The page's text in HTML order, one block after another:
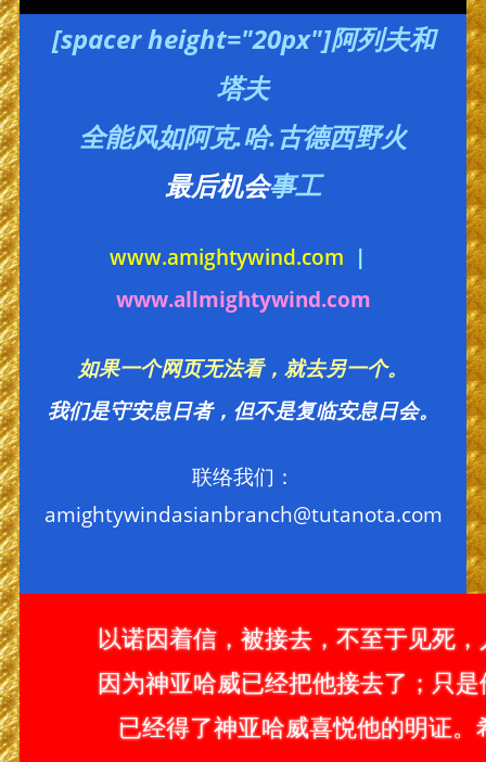
[spacer height="20px"]阿列夫和
塔夫
全能风如阿克.哈.古德西野火
最后机会事工
www.amightywind.com |
www.allmightywind.com
如果一个网页无法看，就去另一个。
我们是守安息日者，但不是复临安息日会。
联络我们：
amightywindasianbranch@tutanota.com
以诺因着信，被接去，不至于见死
因为神亚哈威已经把他接去了；只
已经得了神亚哈威喜悦他的明证